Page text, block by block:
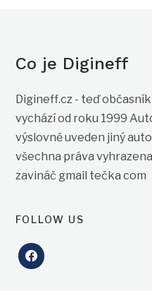
Co je Digineff
Digineff.cz - teď
vychází od roku 1999
výslovně uveden jiný
všechna práva
zavináč gmail tečka com
FOLLOW US
facebook